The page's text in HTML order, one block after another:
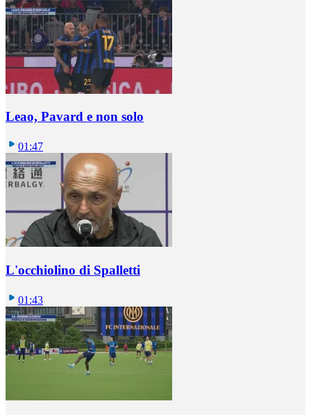
Leao, Pavard e non solo
01:47
L'occhiolino di Spalletti
01:43